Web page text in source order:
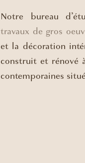
Notre bureau
travaux de gros
et la décoration
construit et rénové
contemporaines